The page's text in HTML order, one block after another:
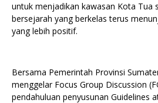
untuk menjadikan kawasan Kota Tua
bersejarah yang berkelas terus
yang lebih positif.
Bersama Pemerintah Provinsi
menggelar Focus Group Discussion
pendahuluan penyusunan Guidelines